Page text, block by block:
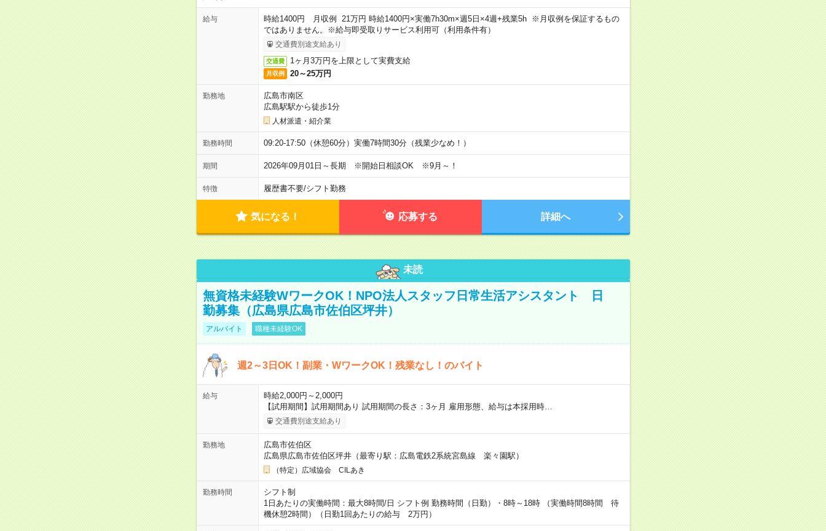
給与
時給1400円 月収例 21万円 時給1400円×実働7h30m×週5日×4週+残業5h ※月収例を保証するもの
ではありません。※給与即受取りサービス利用可（利用条件有）
交通費別途支給あり
交通費 1ヶ月3万円を上限として実費支給
月収例 20～25万円
勤務地
広島市南区
広島駅駅から徒歩1分
人材派遣・紹介業
勤務時間 09:20-17:50（休憩60分）実働7時間30分（残業少なめ！）
期間 2026年09月01日～長期 ※開始日相談OK ※9月～！
特徴 履歴書不要/シフト勤務
気になる！ 応募する 詳細へ
未読
無資格未経験WワークOK！NPO法人スタッフ日常生活アシスタント 日
勤募集（広島県広島市佐伯区坪井）
アルバイト 職種未経験OK
週2～3日OK！副業・WワークOK！残業なし！のバイト
給与
時給2,000円～2,000円
【試用期間】試用期間あり 試用期間の長さ：3ヶ月 雇用形態、給与は本採用時…
交通費別途支給あり
勤務地
広島市佐伯区
広島県広島市佐伯区坪井（最寄り駅：広島電鉄2系統宮島線 楽々園駅）
（特定）広域協会 CILあき
勤務時間
シフト制
1日あたりの実働時間：最大8時間/日 シフト例 勤務時間（日勤）・8時～18時 （実働時間8時間 待
機休憩2時間）（日勤1回あたりの給与 2万円）